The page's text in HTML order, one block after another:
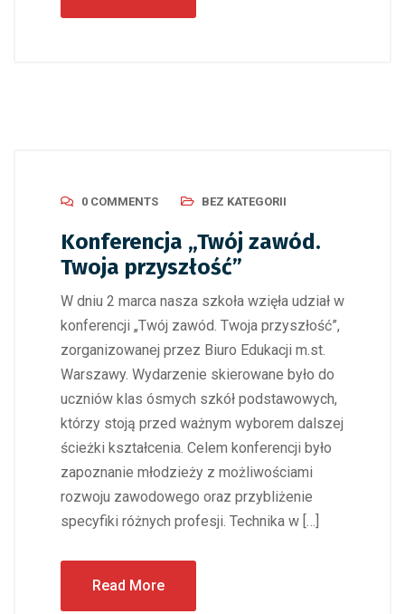
0 COMMENTS BEZ KATEGORII
Konferencja „Twój zawód.
Twoja przyszłość”
W dniu 2 marca nasza szkoła wzięła udział w
konferencji „Twój zawód. Twoja przyszłość”,
zorganizowanej przez Biuro Edukacji m.st.
Warszawy. Wydarzenie skierowane było do
uczniów klas ósmych szkół podstawowych,
którzy stoją przed ważnym wyborem dalszej
ścieżki kształcenia. Celem konferencji było
zapoznanie młodzieży z możliwościami
rozwoju zawodowego oraz przybliżenie
specyfiki różnych profesji. Technika w […]
Read More